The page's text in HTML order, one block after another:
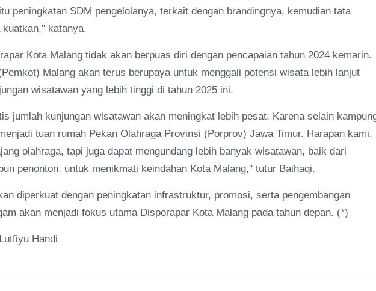
peningkatan SDM pengelolanya, terkait dengan brandingnya, kemudian tata
katanya.
Kota Malang tidak akan berpuas diri dengan pencapaian tahun 2024 kemarin.
Malang akan terus berupaya untuk menggali potensi wisata lebih lanjut
wisatawan yang lebih tinggi di tahun 2025 ini.
jumlah kunjungan wisatawan akan meningkat lebih pesat. Karena selain
tuan rumah Pekan Olahraga Provinsi (Porprov) Jawa Timur. Harapan kami,
olahraga, tapi juga dapat mengundang lebih banyak wisatawan, baik dari
penonton, untuk menikmati keindahan Kota Malang," tutur Baihaqi.
diperkuat dengan peningkatan infrastruktur, promosi, serta pengembangan
akan menjadi fokus utama Disporapar Kota Malang pada tahun depan. (*)
Handi